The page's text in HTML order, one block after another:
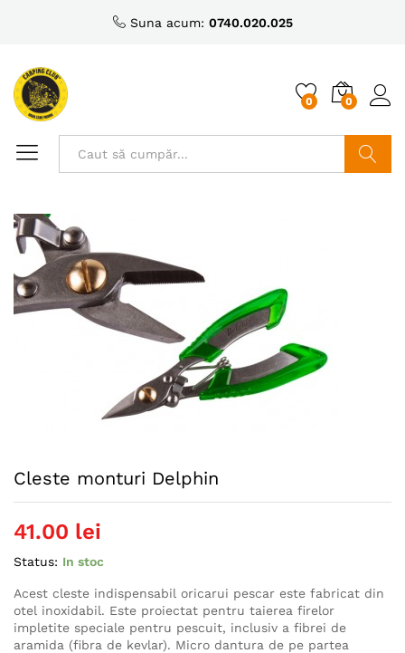
Suna acum: 0740.020.025
0 0
Cleste monturi Delphin
41.00 lei
Status: In stoc
Acest cleste indispensabil oricarui pescar este fabricat din
otel inoxidabil. Este proiectat pentru taierea firelor
impletite speciale pentru pescuit, inclusiv a fibrei de
aramida (fibra de kevlar). Micro dantura de pe partea